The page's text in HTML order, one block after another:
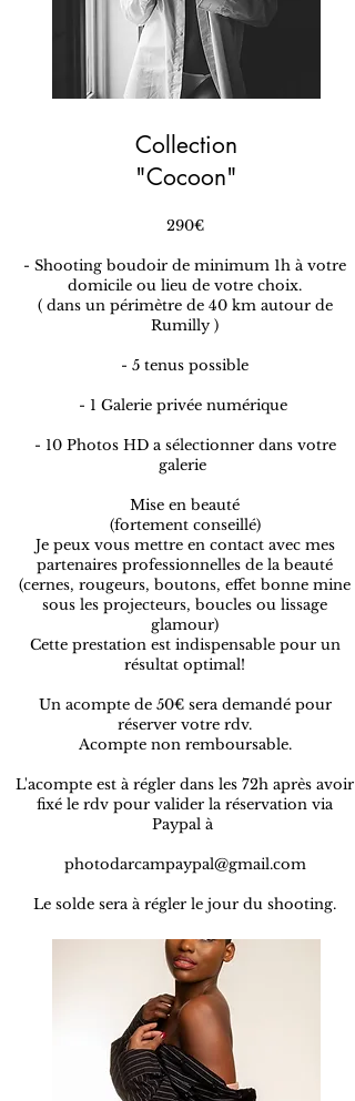
Collection
"Cocoon"
290€
- Shooting boudoir de minimum 1h à votre
domicile ou lieu de votre choix.
( dans un périmètre de 40 km autour de
Rumilly )
- 5 tenus possible
- 1 Galerie privée numérique
- 10 Photos HD a sélectionner dans votre
galerie ​​
Mise en beauté
(fortement conseillé)
Je peux vous mettre en contact avec mes
partenaires professionnelles de la beauté
(cernes, rougeurs, boutons, effet bonne mine
sous les projecteurs, boucles ou lissage
glamour)
Cette prestation est indispensable pour un
résultat optimal!
Un acompte de 50€ sera demandé pour
réserver votre rdv.
Acompte non remboursable.
L'acompte est à régler dans les 72h après avoir
fixé le rdv pour valider la réservation via
Paypal à
photodarcampaypal@gmail.com
Le solde sera à régler le jour du shooting.